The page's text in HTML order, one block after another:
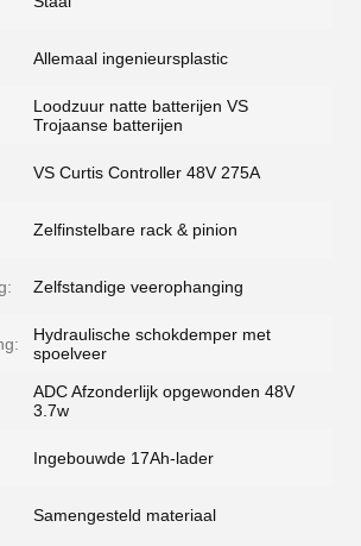
Allemaal ingenieursplastic
Loodzuur natte batterijen VS
Trojaanse batterijen
VS Curtis Controller 48V 275A
Zelfinstelbare rack & pinion
Zelfstandige veerophanging
Hydraulische schokdemper met
spoelveer
ADC Afzonderlijk opgewonden 48V
3.7w
Ingebouwde 17Ah-lader
Samengesteld materiaal